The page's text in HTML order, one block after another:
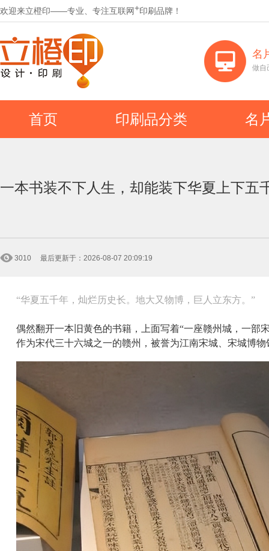
欢迎来立橙印——专业、专注互联网+印刷品牌！
名
做自
首页 印刷品分类 名
一本书装不下人生，却能装下华夏上下五
3010 最后更新于：2026-08-07 20:09:19
“华夏五千年，灿烂历史长。地大又物博，巨人立东方。”
偶然翻开一本旧黄色的书籍，上面写着“一座赣州城，一部
作为宋代三十六城之一的赣州，被誉为江南宋城、宋城博物